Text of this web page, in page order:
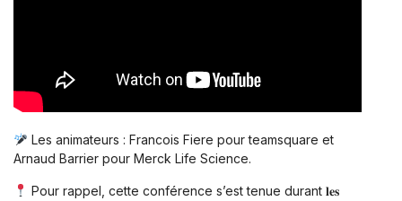
Les animateurs : Francois Fiere pour teamsquare et
Arnaud Barrier pour Merck Life Science.
Pour rappel, cette conférence s’est tenue durant 𝐥𝐞𝐬